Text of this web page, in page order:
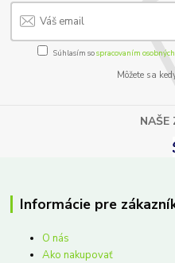
Súhlasím sospracovaním
Môžete sa
NAŠE
Informácie pre
O nás
Ako nakupovať